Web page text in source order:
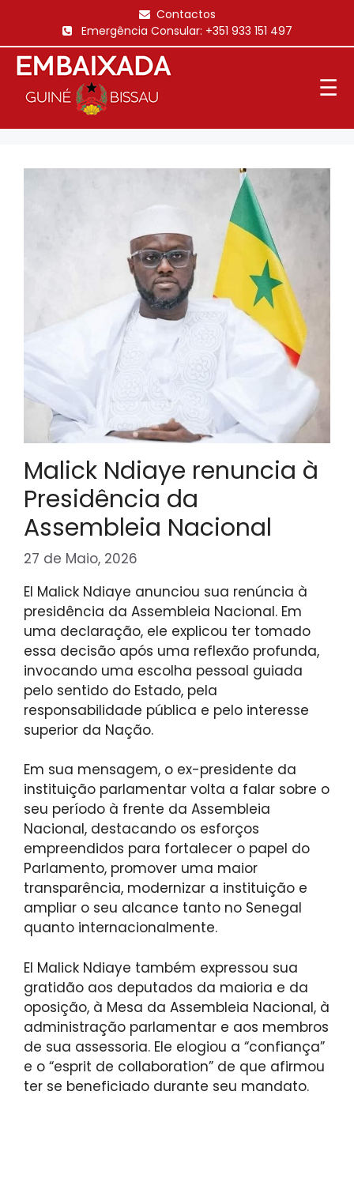
o
conteúdo
Contactos
Emergência Consular: +351 933 151 497
☰
Malick Ndiaye renuncia à
Presidência da
Assembleia Nacional
27 de Maio, 2026
El Malick Ndiaye anunciou sua renúncia à
presidência da Assembleia Nacional. Em
uma declaração, ele explicou ter tomado
essa decisão após uma reflexão profunda,
invocando uma escolha pessoal guiada
pelo sentido do Estado, pela
responsabilidade pública e pelo interesse
superior da Nação.
Em sua mensagem, o ex-presidente da
instituição parlamentar volta a falar sobre o
seu período à frente da Assembleia
Nacional, destacando os esforços
empreendidos para fortalecer o papel do
Parlamento, promover uma maior
transparência, modernizar a instituição e
ampliar o seu alcance tanto no Senegal
quanto internacionalmente.
El Malick Ndiaye também expressou sua
gratidão aos deputados da maioria e da
oposição, à Mesa da Assembleia Nacional, à
administração parlamentar e aos membros
de sua assessoria. Ele elogiou a “confiança”
e o “esprit de collaboration” de que afirmou
ter se beneficiado durante seu mandato.